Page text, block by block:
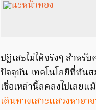
ปฏิเสธไม่ได้จริงๆ สำหรั
ปัจจุบัน เทคโนโลยีที่ทัน
เชื่อเหล่านี้ลดลงไปเลย
เดินทางเสาะแสวงหาอ